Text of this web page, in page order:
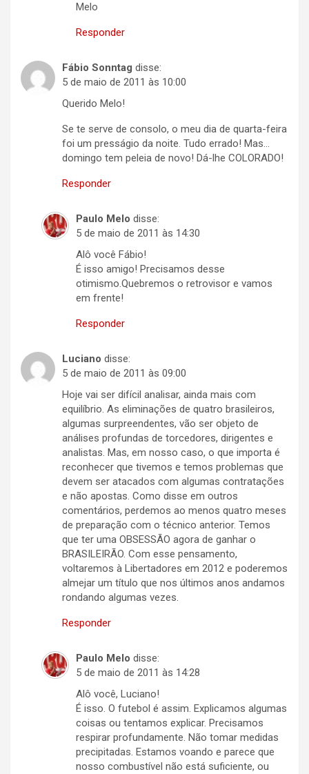
Melo
Responder
Fábio Sonntag disse:
5 de maio de 2011 às 10:00
Querido Melo!
Se te serve de consolo, o meu dia de quarta-feira
foi um presságio da noite. Tudo errado! Mas…
domingo tem peleia de novo! Dá-lhe COLORADO!
Responder
Paulo Melo disse:
5 de maio de 2011 às 14:30
Alô você Fábio!
É isso amigo! Precisamos desse
otimismo.Quebremos o retrovisor e vamos
em frente!
Responder
Luciano disse:
5 de maio de 2011 às 09:00
Hoje vai ser difícil analisar, ainda mais com
equilíbrio. As eliminações de quatro brasileiros,
algumas surpreendentes, vão ser objeto de
análises profundas de torcedores, dirigentes e
analistas. Mas, em nosso caso, o que importa é
reconhecer que tivemos e temos problemas que
devem ser atacados com algumas contratações
e não apostas. Como disse em outros
comentários, perdemos ao menos quatro meses
de preparação com o técnico anterior. Temos
que ter uma OBSESSÃO agora de ganhar o
BRASILEIRÃO. Com esse pensamento,
voltaremos à Libertadores em 2012 e poderemos
almejar um título que nos últimos anos andamos
rondando algumas vezes.
Responder
Paulo Melo disse:
5 de maio de 2011 às 14:28
Alô você, Luciano!
É isso. O futebol é assim. Explicamos algumas
coisas ou tentamos explicar. Precisamos
respirar profundamente. Não tomar medidas
precipitadas. Estamos voando e parece que
nosso combustível não está suficiente, ou